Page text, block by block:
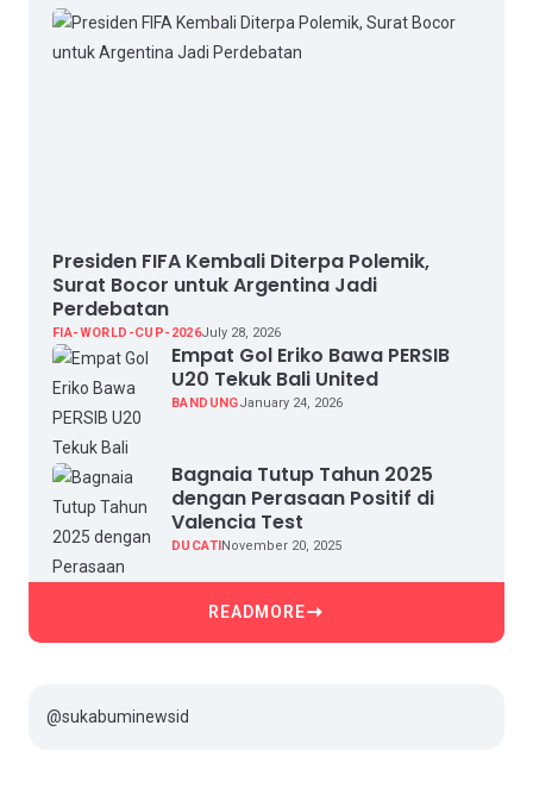
Presiden FIFA Kembali Diterpa Polemik,
Surat Bocor untuk Argentina Jadi
Perdebatan
FIA-WORLD-CUP-2026July 28, 2026
Empat Gol Eriko Bawa PERSIB
U20 Tekuk Bali United
BANDUNGJanuary 24, 2026
Bagnaia Tutup Tahun 2025
dengan Perasaan Positif di
Valencia Test
DUCATINovember 20, 2025
READMORE
@sukabuminewsid